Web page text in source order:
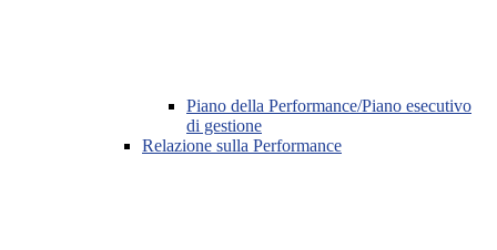
Piano della Performance/Piano esecutivo
di gestione
Relazione sulla Performance